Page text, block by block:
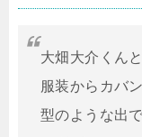
大畑大介くん
服装からカバ
型のような出